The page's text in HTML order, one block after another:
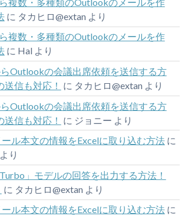
に タカヒロ@extan より
ら複数・多種類のOutlookのメールを作
に Hal より
らOutlookの会議出席依頼を送信する方
信も対応！ に タカヒロ@extan より
らOutlookの会議出席依頼を送信する方
信も対応！ に ジョニー より
ル本文の情報をExcelに取り込む方法に
より
」モデルの回答を出力する方法！
に タカヒロ@extan より
ル本文の情報をExcelに取り込む方法に